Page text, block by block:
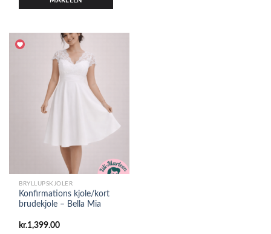
BRYLLUPSKJOLER
Konfirmations kjole/kort
brudekjole – Bella Mia
kr.1,399.00